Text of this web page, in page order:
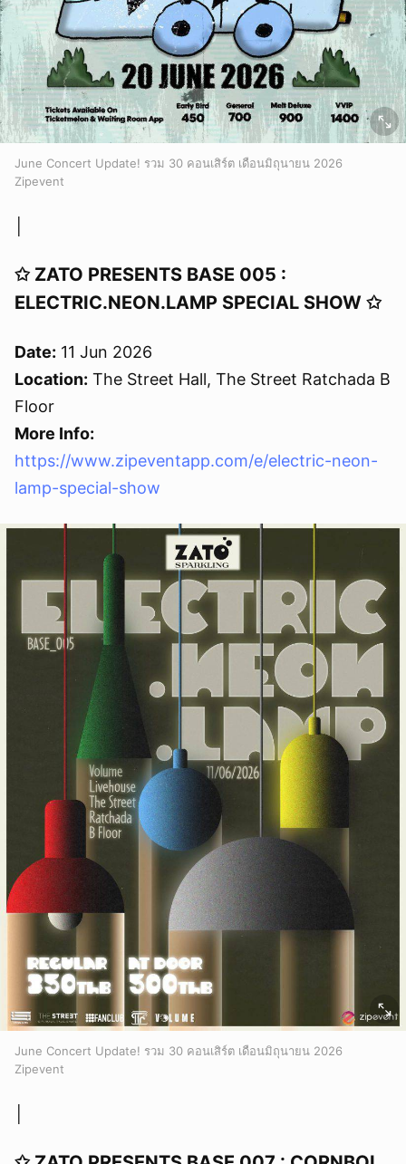
June Concert Update! รวม 30 คอนเสิร์ต เดือนมิถุนายน 2026
Zipevent
✩ ZATO PRESENTS BASE 005 :
ELECTRIC.NEON.LAMP SPECIAL SHOW ✩
Date: 11 Jun 2026
Location: The Street Hall, The Street Ratchada B
Floor
More Info:
https://www.zipeventapp.com/e/electric-neon-
lamp-special-show
June Concert Update! รวม 30 คอนเสิร์ต เดือนมิถุนายน 2026
Zipevent